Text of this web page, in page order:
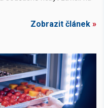
Zobrazit článek »